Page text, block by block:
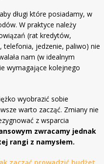
długi które posiadamy, w
W praktyce należy
(rat kredytów,
telefonia, jedzenie, paliwo) nie
nam (w idealnym
wymagające kolejnego
wyobrazić sobie
warto zacząć. Zmiany nie
z wsparcia
zwracamy jednak
rangi z namysłem.